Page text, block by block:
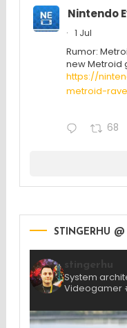
Nintendo
·
1 Jul
Rumor:
new Metroid
https://
metroid-
68
STINGERHU @
System
Videogamer